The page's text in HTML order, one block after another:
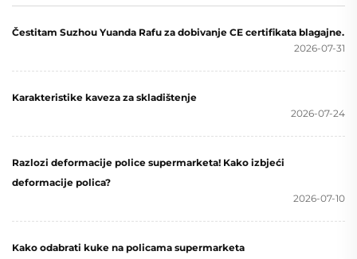
Čestitam Suzhou Yuanda Rafu za dobivanje CE certifikata blagajne.
2026-07-31
Karakteristike kaveza za skladištenje
2026-07-24
Razlozi deformacije police supermarketa! Kako izbjeći
deformacije polica?
2026-07-10
Kako odabrati kuke na policama supermarketa